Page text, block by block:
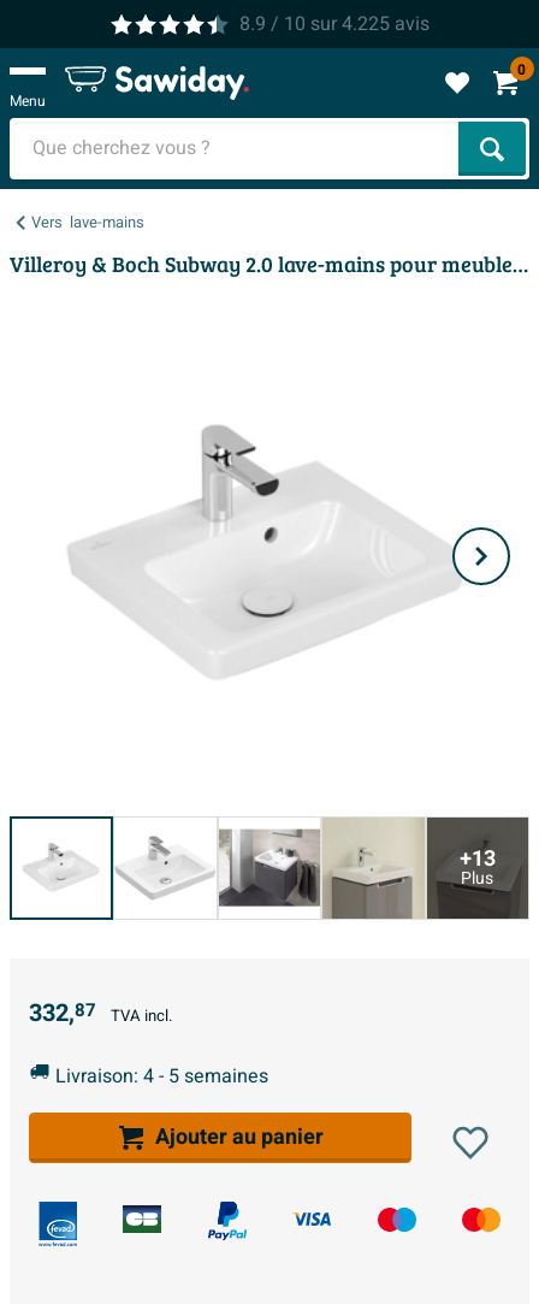
8.9 / 10 sur4.225 avis
Menu
0
Vers lave-mains
Villeroy & Boch Subway 2.0 lave-mains pour meuble 45x37cm - avec trou de robinet avec trop-plein ceramic+ blanc
+13
Plus
332,87 TVA incl.
Livraison: 4 - 5 semaines
Ajouter au panier